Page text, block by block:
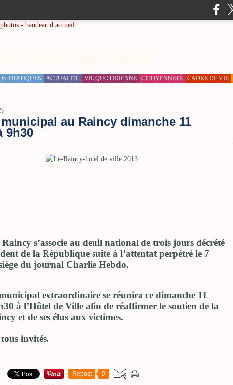
PRATIQUES ACTUALITÉ VIE QUOTIDIENNE CITOYENNETÉ CADRE DE VIE
au Raincy dimanche 11
9h30
s’associe au deuil national de trois jours décrété
de la République suite à l’attentat perpétré le 7
du journal Charlie Hebdo.
extraordinaire se réunira ce dimanche 11
à l’Hôtel de Ville afin de réaffirmer le soutien de la
et de ses élus aux victimes.
invités.
Repost 0